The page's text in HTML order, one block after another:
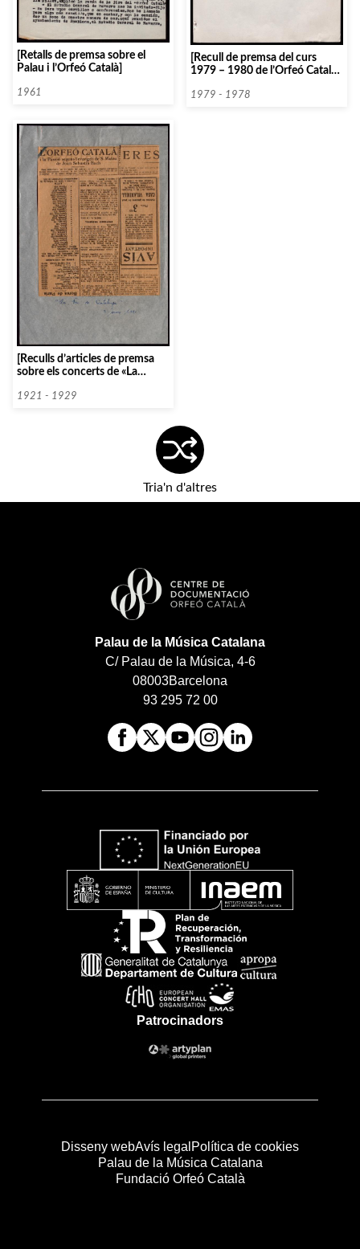
[Retalls de premsa sobre el
Palau i l’Orfeó Català]
1961
[Recull de premsa del curs
1979 – 1980 de l’Orfeó Català i
1976]
1979 - 1978
[Reculls d’articles de premsa
sobre els concerts de «La
Bach per l’Orfeó Català]
1921 - 1929
Tria'n d'altres
Palau de la Música Catalana
C/ Palau de la Música, 4-6
08003Barcelona
93 295 72 00
Patrocinadors
Disseny webAvís legal Política de cookies
Palau de la Música Catalana
Fundació Orfeó Català